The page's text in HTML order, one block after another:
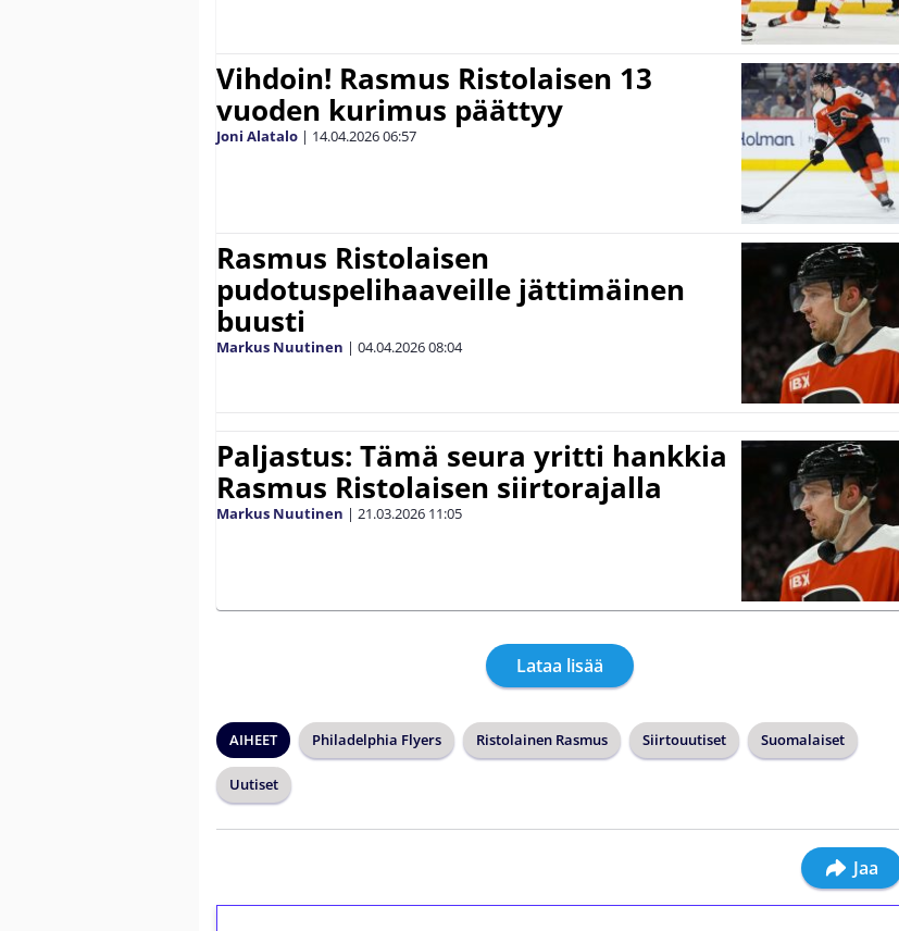
Vihdoin! Rasmus Ristolaisen 13
vuoden kurimus päättyy
Joni Alatalo | 14.04.202606:57
Rasmus Ristolaisen
pudotuspelihaaveille jättimäinen
buusti
Markus Nuutinen | 04.04.202608:04
Paljastus: Tämä seura yritti hankkia
Rasmus Ristolaisen siirtorajalla
Markus Nuutinen | 21.03.2026 11:05
Lataa lisää
AIHEET Philadelphia Flyers Ristolainen Rasmus Siirtouutiset Suomalaiset
Uutiset
Jaa